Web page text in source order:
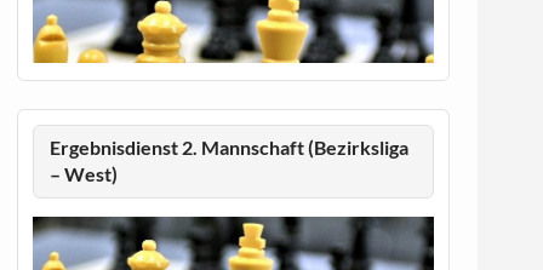
Ergebnisdienst 2. Mannschaft (Bezirksliga
– West)